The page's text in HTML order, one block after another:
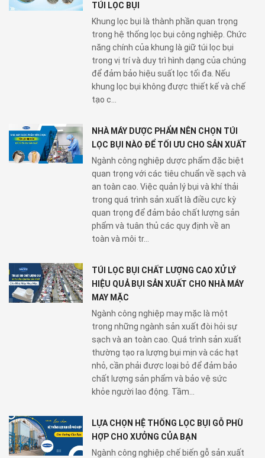
TÚI LỌC BỤI
Khung lọc bụi là thành phần quan trọng
trong hệ thống lọc bụi công nghiệp. Chức
năng chính của khung là giữ túi lọc bụi
trong vị trí và duy trì hình dạng của chúng
để đảm bảo hiệu suất lọc tối đa. Nếu
khung lọc bụi không được thiết kế và chế
tạo c...
NHÀ MÁY DƯỢC PHẨM NÊN CHỌN TÚI
LỌC BỤI NÀO ĐỂ TỐI ƯU CHO SẢN XUẤT
Ngành công nghiệp dược phẩm đặc biệt
quan trọng với các tiêu chuẩn về sạch và
an toàn cao. Việc quản lý bụi và khí thải
trong quá trình sản xuất là điều cực kỳ
quan trọng để đảm bảo chất lượng sản
phẩm và tuân thủ các quy định về an
toàn và môi tr...
TÚI LỌC BỤI CHẤT LƯỢNG CAO XỬ LÝ
HIỆU QUẢ BỤI SẢN XUẤT CHO NHÀ MÁY
MAY MẶC
Ngành công nghiệp may mặc là một
trong những ngành sản xuất đòi hỏi sự
sạch và an toàn cao. Quá trình sản xuất
thường tạo ra lượng bụi mịn và các hạt
nhỏ, cần phải được loại bỏ để đảm bảo
chất lượng sản phẩm và bảo vệ sức
khỏe người lao động. Tầm...
LỰA CHỌN HỆ THỐNG LỌC BỤI GỖ PHÙ
HỢP CHO XƯỞNG CỦA BẠN
Ngành công nghiệp chế biến gỗ sản xuất